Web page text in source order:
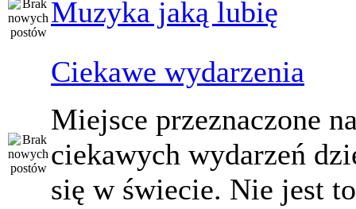
Muzyka jaką lubię
Ciekawe wydarzenia
Miejsce przeznaczone
ciekawych wydarzeń
się w świecie. Nie jest